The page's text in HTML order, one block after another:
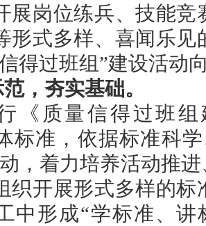
展岗位练兵、技能
形式多样、喜闻乐
得过班组”建设活动
，夯实基础。
《质量信得过班组
标准，依据标准科
，着力培养活动推
织开展形式多样的
中形成“学标准、